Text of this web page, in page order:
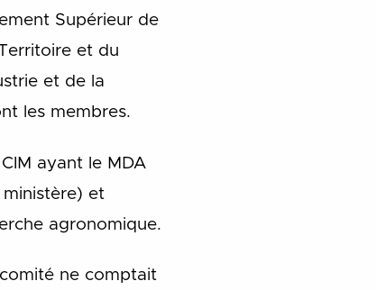
Supérieur de
et du
et de la
les membres.
ayant le MDA
et
agronomique.
comité ne comptait